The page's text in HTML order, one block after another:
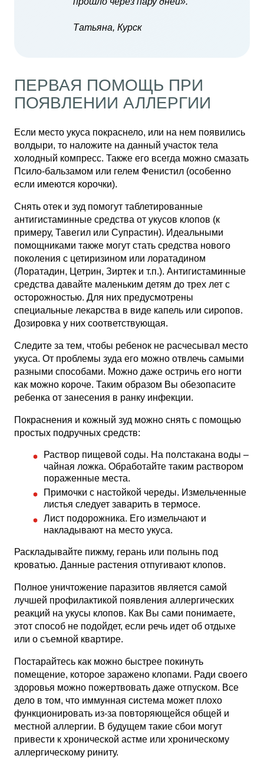
Татьяна, Курск
ПЕРВАЯ ПОМОЩЬ ПРИ
ПОЯВЛЕНИИ АЛЛЕРГИИ
Если место укуса покраснело, или на нем появились
волдыри, то наложите на данный участок тела
холодный компресс. Также его всегда можно смазать
Псило-бальзамом или гелем Фенистил (особенно
если имеются корочки).
Снять отек и зуд помогут таблетированные
антигистаминные средства от укусов клопов (к
примеру, Тавегил или Супрастин). Идеальными
помощниками также могут стать средства нового
поколения с цетиризином или лоратадином
(Лоратадин, Цетрин, Зиртек и т.п.). Антигистаминные
средства давайте маленьким детям до трех лет с
осторожностью. Для них предусмотрены
специальные лекарства в виде капель или сиропов.
Дозировка у них соответствующая.
Следите за тем, чтобы ребенок не расчесывал место
укуса. От проблемы зуда его можно отвлечь самыми
разными способами. Можно даже остричь его ногти
как можно короче. Таким образом Вы обезопасите
ребенка от занесения в ранку инфекции.
Покраснения и кожный зуд можно снять с помощью
простых подручных средств:
Раствор пищевой соды. На полстакана воды –
чайная ложка. Обработайте таким раствором
пораженные места.
Примочки с настойкой череды. Измельченные
листья следует заварить в термосе.
Лист подорожника. Его измельчают и
накладывают на место укуса.
Раскладывайте пижму, герань или полынь под
кроватью. Данные растения отпугивают клопов.
Полное уничтожение паразитов является самой
лучшей профилактикой появления аллергических
реакций на укусы клопов. Как Вы сами понимаете,
этот способ не подойдет, если речь идет об отдыхе
или о съемной квартире.
Постарайтесь как можно быстрее покинуть
помещение, которое заражено клопами. Ради своего
здоровья можно пожертвовать даже отпуском. Все
дело в том, что иммунная система может плохо
функционировать из-за повторяющейся общей и
местной аллергии. В будущем такие сбои могут
привести к хронической астме или хроническому
аллергическому риниту.